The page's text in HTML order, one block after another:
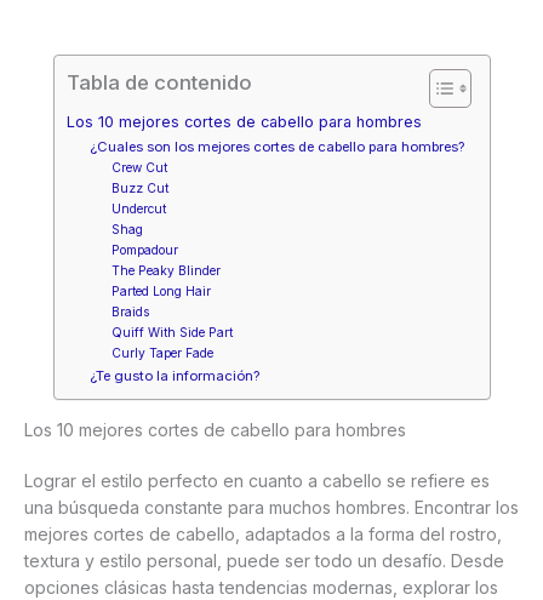
Tabla de contenido
Los 10 mejores cortes de cabello para hombres
¿Cuales son los mejores cortes de cabello para hombres?
Crew Cut
Buzz Cut
Undercut
Shag
Pompadour
The Peaky Blinder
Parted Long Hair
Braids
Quiff With Side Part
Curly Taper Fade
¿Te gusto la información?
Los 10 mejores cortes de cabello para hombres
Lograr el estilo perfecto en cuanto a cabello se refiere es
una búsqueda constante para muchos hombres. Encontrar los
mejores cortes de cabello, adaptados a la forma del rostro,
textura y estilo personal, puede ser todo un desafío. Desde
opciones clásicas hasta tendencias modernas, explorar los